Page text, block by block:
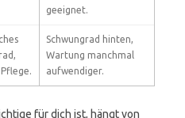
geeignet.
Schwungrad hinten,
Wartung manchmal
aufwendiger.
für dich ist, hängt von